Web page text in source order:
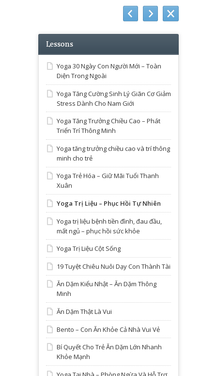
Lessons
Yoga 30 Ngày Con Người Mới – Toàn
Diện Trong Ngoài
Yoga Tăng Cường Sinh Lý Giãn Cơ Giảm
Stress Dành Cho Nam Giới
Yoga Tăng Trưởng Chiều Cao – Phát
Triển Trí Thông Minh
Yoga tăng trưởng chiều cao và trí thông
minh cho trẻ
Yoga Trẻ Hóa – Giữ Mãi Tuổi Thanh
Xuân
Yoga Trị Liệu – Phục Hồi Tự Nhiên
Yoga trị liệu bệnh tiền đình, đau đầu,
mất ngủ – phục hồi sức khỏe
Yoga Trị Liệu Cột Sống
19 Tuyệt Chiêu Nuôi Dạy Con Thành Tài
Ăn Dặm Kiểu Nhật – Ăn Dặm Thông
Minh
Ăn Dặm Thật Là Vui
Bento – Con Ăn Khỏe Cả Nhà Vui Vẻ
Bí Quyết Cho Trẻ Ăn Dặm Lớn Nhanh
Khỏe Mạnh